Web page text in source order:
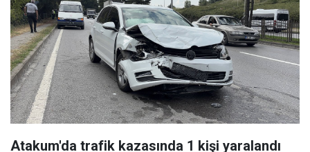
Atakum'da trafik kazasında 1 kişi yaralandı